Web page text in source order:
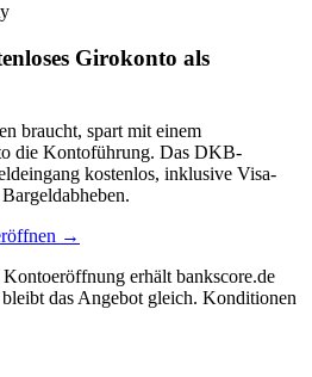
Girokonto als
braucht, spart mit einem
die Kontoführung. Das DKB-
kostenlos, inklusive Visa-
→
erhält bankscore.de
das Angebot gleich. Konditionen